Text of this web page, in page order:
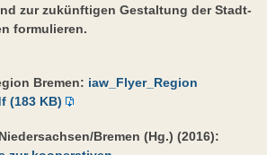
zur zukünftigen Gestaltung der Stadt-
formulieren.
Bremen: iaw_Flyer_Region
(183 KB)
Bremen (Hg.) (2016):